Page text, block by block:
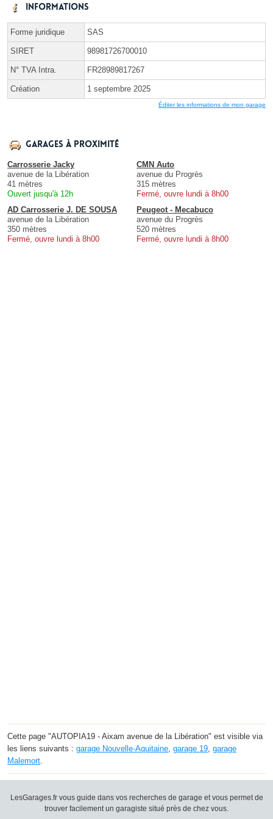
Informations
Forme juridique SAS
SIRET 98981726700010
N° TVA Intra. FR28989817267
Création 1 septembre 2025
Éditer les informations de mon garage
Garages à proximité
Carrosserie Jacky
avenue de la Libération
41 mètres
Ouvert jusqu'à 12h
CMN Auto
avenue du Progrès
315 mètres
Fermé, ouvre lundi à 8h00
AD Carrosserie J. DE SOUSA
avenue de la Libération
350 mètres
Fermé, ouvre lundi à 8h00
Peugeot - Mecabuco
avenue du Progrès
520 mètres
Fermé, ouvre lundi à 8h00
Cette page "AUTOPIA19 - Aixam avenue de la Libération" est visible via
les liens suivants : garage Nouvelle-Aquitaine garage 19 garage
Malemort
LesGarages.fr vous guide dans vos recherches de garage et vous permet de
trouver facilement un garagiste situé près de chez vous.